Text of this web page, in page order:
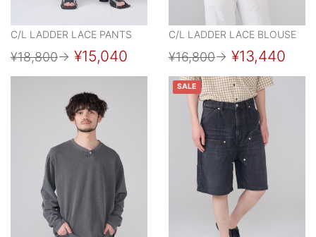
C/L LADDER LACE PANTS
¥18,800→ ¥15,040
C/L LADDER LACE BLOUSE
¥16,800→ ¥13,440
SALE